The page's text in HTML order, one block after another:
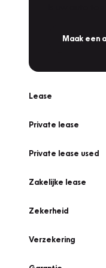
Maak een
Lease
Private lease
Private lease used
Zakelijke lease
Zekerheid
Verzekering